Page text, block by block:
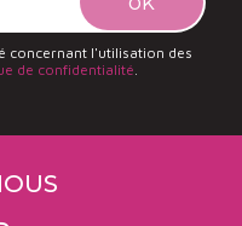
concernant l'utilisation des
de confidentialité.